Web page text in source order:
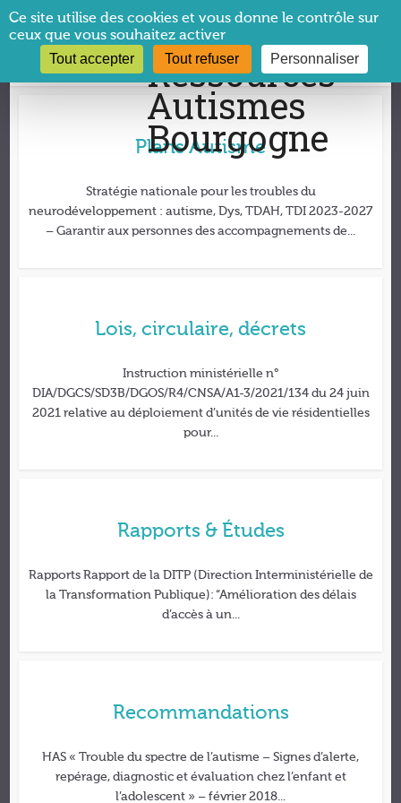
Textes de références
Plans Autisme
Stratégie nationale pour les troubles du
neurodéveloppement : autisme, Dys, TDAH, TDI 2023-2027
– Garantir aux personnes des accompagnements de...
Lois, circulaire, décrets
Instruction ministérielle n°
DIA/DGCS/SD3B/DGOS/R4/CNSA/A1-3/2021/134 du 24 juin
2021 relative au déploiement d’unités de vie résidentielles
pour...
Rapports & Études
Rapports Rapport de la DITP (Direction Interministérielle de
la Transformation Publique): “Amélioration des délais
d’accès à un...
Recommandations
HAS « Trouble du spectre de l’autisme – Signes d’alerte,
repérage, diagnostic et évaluation chez l’enfant et
l’adolescent » – février 2018...
Panneau de gestion des cookies
Ce site utilise des cookies et vous donne le contrôle sur
ceux que vous souhaitez activer
Tout accepter Tout refuser Personnaliser